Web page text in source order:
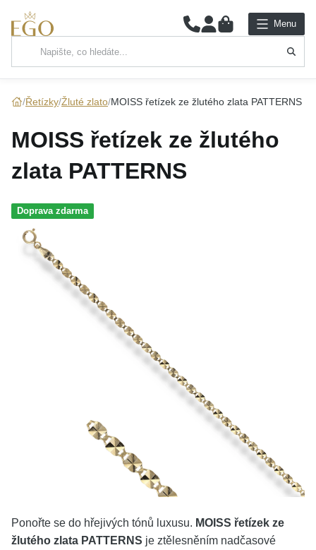
0 Menu
Hlavní kategorie
PRSTENY
NÁUŠNICE
Slovensko
Řetízky Žluté zlato MOISS řetízek ze žlutého zlata PATTERNS
MOISS řetízek ze žlutého
zlata PATTERNS
Doprava zdarma
Ponořte se do hřejivých tónů luxusu. MOISS řetízek ze
žlutého zlata PATTERNS je ztělesněním nadčasové